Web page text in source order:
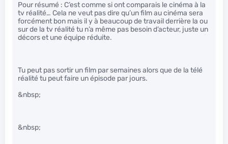
Pour résumé : C’est comme si ont comparais le cinéma à la
tv réalité… Cela ne veut pas dire qu’un film au cinéma sera
forcément bon mais il y à beaucoup de travail derrière la ou
sur de la tv réalité tu n’a même pas besoin d’acteur, juste un
décors et une équipe réduite.
Tu peut pas sortir un film par semaines alors que de la télé
réalité tu peut faire un épisode par jours.
&nbsp;
&nbsp;